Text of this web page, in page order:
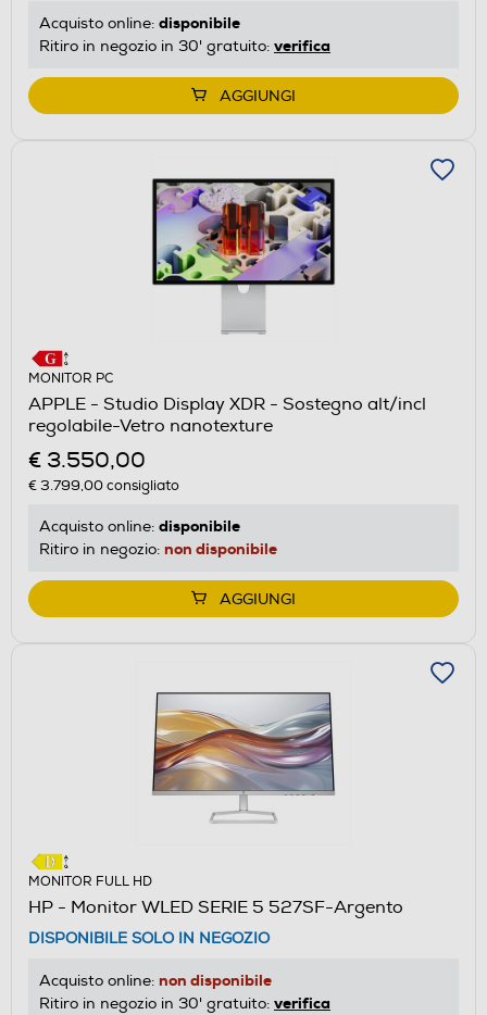
Acquisto online: disponibile
Ritiro in negozio in 30' gratuito: verifica
AGGIUNGI
MONITOR PC
APPLE - Studio Display XDR - Sostegno alt/incl
regolabile-Vetro nanotexture
€ 3.550,00
€ 3.799,00consigliato
Acquisto online: disponibile
Ritiro in negozio: non disponibile
AGGIUNGI
MONITOR FULL HD
HP - Monitor WLED SERIE 5 527SF-Argento
DISPONIBILE SOLO IN NEGOZIO
Acquisto online: non disponibile
Ritiro in negozio in 30' gratuito: verifica